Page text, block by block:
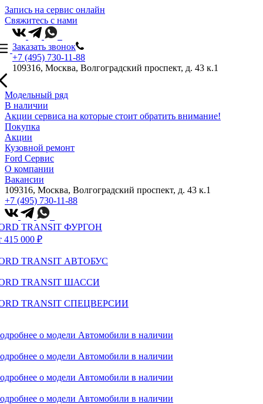
Запись на сервис онлайн
Свяжитесь с нами
Заказать звонок
+7 (495) 730-11-88
109316, Москва, Волгоградский проспект, д. 43 к.1
Модельный ряд
В наличии
Акции сервиса на которые стоит обратить внимание!
Покупка
Акции
Кузовной ремонт
Ford Сервис
О компании
Вакансии
109316, Москва, Волгоградский проспект, д. 43 к.1
+7 (495) 730-11-88
TRANSIT ФУРГОН
415 000 ₽
TRANSIT АВТОБУС
TRANSIT ШАССИ
TRANSIT СПЕЦВЕРСИИ
о модели Автомобили в наличии
о модели Автомобили в наличии
о модели Автомобили в наличии
о модели Автомобили в наличии